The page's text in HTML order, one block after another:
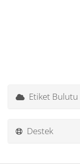
Etiket Bulutu
Destek